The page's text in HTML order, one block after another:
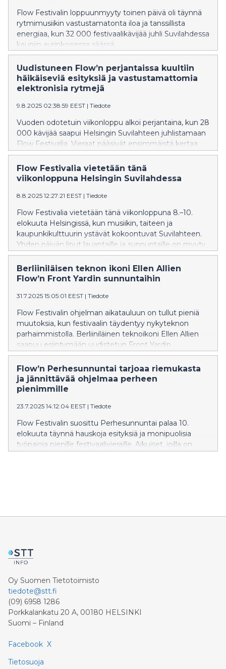
Flow Festivalin loppuunmyyty toinen päivä oli täynnä
rytmimusiikin vastustamatonta iloa ja tanssillista
energiaa, kun 32 000 festivaalikävijää juhli Suvilahdessa
kauniin aurinkoisessa säässä.
Uudistuneen Flow’n perjantaissa kuultiin
häikäiseviä esityksiä ja vastustamattomia
elektronisia rytmejä
9.8.2025 02:38:59 EEST | Tiedote
Vuoden odotetuin viikonloppu alkoi perjantaina, kun 28
000 kävijää saapui Helsingin Suvilahteen juhlistamaan
Flow Festivalia. Vieraat pääsivät ensimmäistä kertaa
Hanasaareen laajentuneelle festivaalille, jossa koettiin
huumaavia tähtihetkiä, elektronisen musiikin huippuja
ja ikonisia esityksiä.
Flow Festivalia vietetään tänä
viikonloppuna Helsingin Suvilahdessa
8.8.2025 12:27:21 EEST | Tiedote
Flow Festivalia vietetään tänä viikonloppuna 8.–10.
elokuuta Helsingissä, kun musiikin, taiteen ja
kaupunkikulttuurin ystävät kokoontuvat Suvilahteen.
Yhden päivän liput lauantaille ja sunnuntaille on myyty
loppuun, mutta kahden päivän lippuja perjantai-
lauantaille ja lauantai-sunnuntaille sekä kolmen päivän
lippuja on edelleen saatavilla.
Berliiniläisen teknon ikoni Ellen Allien
Flow’n Front Yardin sunnuntaihin
31.7.2025 15:05:01 EEST | Tiedote
Flow Festivalin ohjelman aikatauluun on tullut pieniä
muutoksia, kun festivaalin täydentyy nykyteknon
parhaimmistolla. Berliiniläinen teknoikoni Ellen Allien
saapuu esiintymään uudistetun Front Yardin
sunnuntaihin. Muita lisäyksiä ovat Front Yardin
perjantaihin saapuva, englantilaiseen bassomusiikkiin
erikoistunut Mary Young ja X Gardenin sunnuntaissa
esiintyvä, nousujohteessa oleva kööpenhaminalainen
Flow’n Perhesunnuntai tarjoaa riemukasta
ja jännittävää ohjelmaa perheen
pienimmille
23.7.2025 14:12:04 EEST | Tiedote
Flow Festivalin suosittu Perhesunnuntai palaa 10.
elokuuta täynnä hauskoja esityksiä ja monipuolisia
työpajoja pienille festivaalivieraille. Aikuiset, joilla on
Oy Suomen Tietotoimisto
tiedote@stt.fi
(09) 6958 1286
Porkkalankatu 20 A, 00180 HELSINKI
Suomi – Finland
Facebook X
Tietosuoja